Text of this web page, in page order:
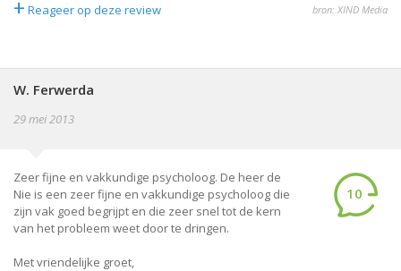
+ Reageer op deze review bron: XIND Media
W. Ferwerda
29 mei 2013
Zeer fijne en vakkundige psycholoog. De heer de
Nie is een zeer fijne en vakkundige psycholoog die
zijn vak goed begrijpt en die zeer snel tot de kern
van het probleem weet door te dringen.
Met vriendelijke groet,
10